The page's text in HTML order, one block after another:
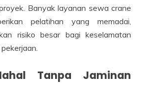
Banyak layanan sewa crane
pelatihan yang memadai,
risiko besar bagi keselamatan
Tanpa Jaminan